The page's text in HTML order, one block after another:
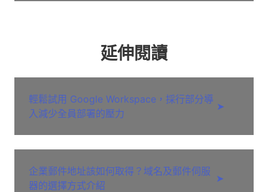
延伸閱讀
輕鬆試用 Google Workspace，採行部分導
入減少全員部署的壓力
➤
企業郵件地址該如何取得？域名及郵件伺服
器的選擇方式介紹
➤